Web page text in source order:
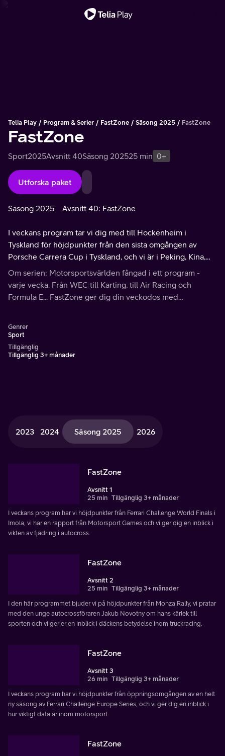
Telia Play Program & Serier FastZone Säsong 2025 FastZone
FastZone
Sport2025Avsnitt 40Säsong 202525 min 0+
Utforska paket
Säsong 2025 Avsnitt 40: FastZone
I veckans program tar vi dig med till Hockenheim i
Tyskland för höjdpunkter från den sista omgången av
Porsche Carrera Cup i Tyskland, och vi är i Peking, Kina,
för att sammanfatta SRO GT World Challenge Asia-serien.
Om serien: Motorsportsvärlden fångad i ett program -
varje vecka. Från WEC till Karting, till Air Racing och
Formula E... FastZone ger dig din veckodos med
Genrer
Sport
Tillgänglig
Tillgänglig 3+ månader
2023 2024 Säsong 2025 2026
FastZone
Avsnitt 1
25 min Tillgänglig 3+ månader
I veckans program har vi höjdpunkter från Ferrari Challenge World Finals i
Imola, vi har en rapport från Motorsport Games och vi ger dig en inblick i
vikten av fjädring i autocross.
FastZone
Avsnitt 2
25 min Tillgänglig 3+ månader
I den här programmet bjuder vi på höjdpunkter från Monza Rally, vi pratar
med den unge autocrossföraren Jakub Novotny om hans kärlek till
sporten och vi ger er en inblick i däckens betydelse inom truckracing.
FastZone
Avsnitt 3
26 min Tillgänglig 3+ månader
I veckans program har vi höjdpunkter från öppningsomgången av en helt
ny säsong av Ferrari Challenge Europe Series, och vi ger dig en inblick i
hur viktigt data är inom motorsport.
FastZone